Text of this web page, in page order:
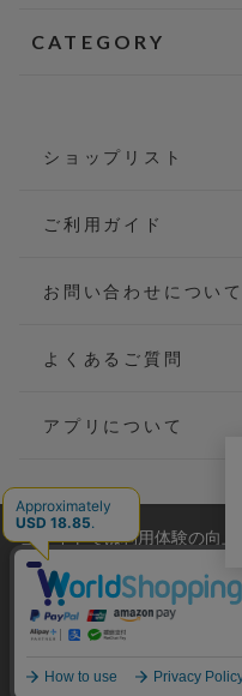
CATEGORY
ショップリスト
ご利用ガイド
お問い合わせについて
よくあるご質問
アプリについて
会社概要
ご利用規約
当サイトでは利用体験の向上
ラフィックの分析を目的と
サイトの閲覧を継続された
のといたします。
詳細については
プライバシ